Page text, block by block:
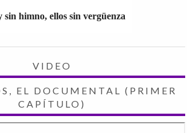
sin himno, ellos sin vergüenza
VIDEO
EL DOCUMENTAL (PRIMER
CAPÍTULO)